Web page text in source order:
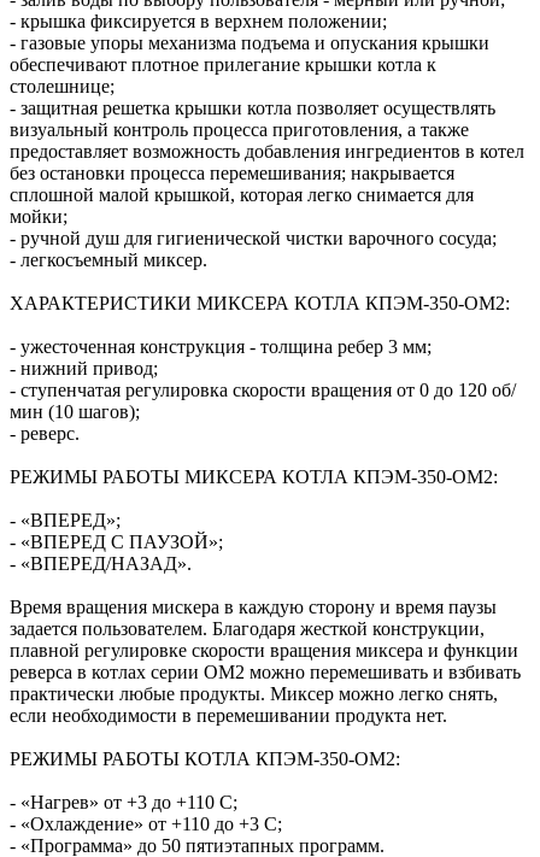
- крышка фиксируется в верхнем положении;
- газовые упоры механизма подъема и опускания крышки
обеспечивают плотное прилегание крышки котла к
столешнице;
- защитная решетка крышки котла позволяет осуществлять
визуальный контроль процесса приготовления, а также
предоставляет возможность добавления ингредиентов в котел
без остановки процесса перемешивания; накрывается
сплошной малой крышкой, которая легко снимается для
мойки;
- ручной душ для гигиенической чистки варочного сосуда;
- легкосъемный миксер.
ХАРАКТЕРИСТИКИ МИКСЕРА КОТЛА КПЭМ-350-ОМ2:
- ужесточенная конструкция - толщина ребер 3 мм;
- нижний привод;
- ступенчатая регулировка скорости вращения от 0 до 120 об/
мин (10 шагов);
- реверс.
РЕЖИМЫ РАБОТЫ МИКСЕРА КОТЛА КПЭМ-350-ОМ2:
- «ВПЕРЕД»;
- «ВПЕРЕД С ПАУЗОЙ»;
- «ВПЕРЕД/НАЗАД».
Время вращения мискера в каждую сторону и время паузы
задается пользователем. Благодаря жесткой конструкции,
плавной регулировке скорости вращения миксера и функции
реверса в котлах серии ОМ2 можно перемешивать и взбивать
практически любые продукты. Миксер можно легко снять,
если необходимости в перемешивании продукта нет.
РЕЖИМЫ РАБОТЫ КОТЛА КПЭМ-350-ОМ2:
- «Нагрев» от +3 до +110 С;
- «Охлаждение» от +110 до +3 С;
- «Программа» до 50 пятиэтапных программ.